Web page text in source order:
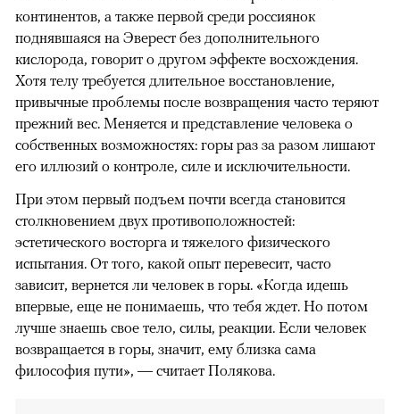
континентов, а также первой среди россиянок
поднявшаяся на Эверест без дополнительного
кислорода, говорит о другом эффекте восхождения.
Хотя телу требуется длительное восстановление,
привычные проблемы после возвращения часто теряют
прежний вес. Меняется и представление человека о
собственных возможностях: горы раз за разом лишают
его иллюзий о контроле, силе и исключительности.
При этом первый подъем почти всегда становится
столкновением двух противоположностей:
эстетического восторга и тяжелого физического
испытания. От того, какой опыт перевесит, часто
зависит, вернется ли человек в горы. «Когда идешь
впервые, еще не понимаешь, что тебя ждет. Но потом
лучше знаешь свое тело, силы, реакции. Если человек
возвращается в горы, значит, ему близка сама
философия пути», — считает Полякова.